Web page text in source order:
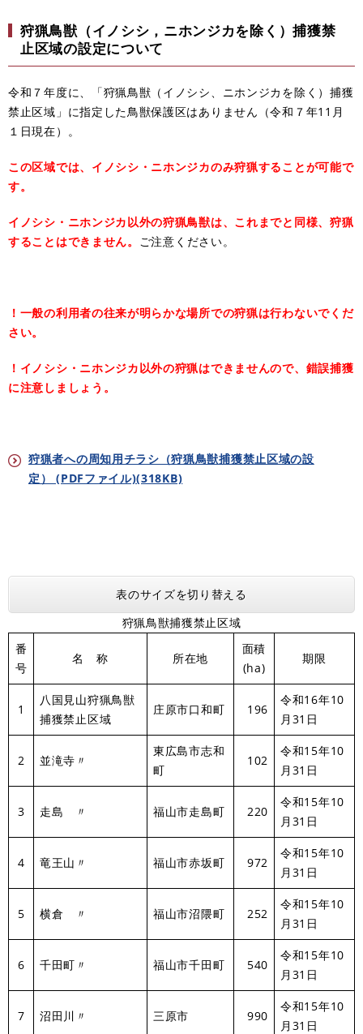
狩猟鳥獣（イノシシ，ニホンジカを除く）捕獲禁
止区域の設定について
令和７年度に、「狩猟鳥獣（イノシシ、ニホンジカを除く）捕獲
禁止区域」に指定した鳥獣保護区はありません（令和７年11月
１日現在）。
この区域では、イノシシ・ニホンジカのみ狩猟することが可能で
す。
イノシシ・ニホンジカ以外の狩猟鳥獣は、これまでと同様、狩猟
することはできません。
ご注意ください。
！一般の利用者の往来が明らかな場所での狩猟は行わないでくだ
さい。
！イノシシ・ニホンジカ以外の狩猟はできませんので、錯誤捕獲
に注意しましょう。
狩猟者への周知用チラシ（狩猟鳥獣捕獲禁止区域の設
定） (PDFファイル)(318KB)
表のサイズを切り替える
狩猟鳥獣捕獲禁止区域
番
号
名 称 所在地
面積
(ha)
期限
1
八国見山狩猟鳥獣
捕獲禁止区域
庄原市口和町 196
令和16年10
月31日
2 並滝寺〃
東広島市志和
町
102
令和15年10
月31日
3 走島 〃 福山市走島町 220
令和15年10
月31日
4 竜王山〃 福山市赤坂町 972
令和15年10
月31日
5 横倉 〃 福山市沼隈町 252
令和15年10
月31日
6 千田町〃 福山市千田町 540
令和15年10
月31日
7 沼田川〃 三原市 990
令和15年10
月31日